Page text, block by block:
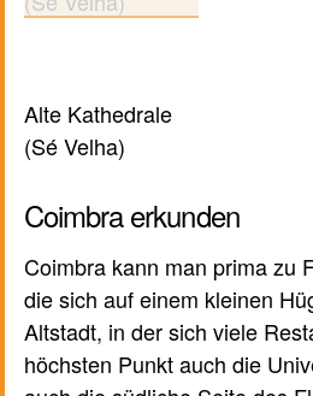
Alte Kathedrale
(Sé Velha)
Coimbra erkunden
Coimbra kann man prima zu
die sich auf einem kleinen
Altstadt, in der sich viele
höchsten Punkt auch die